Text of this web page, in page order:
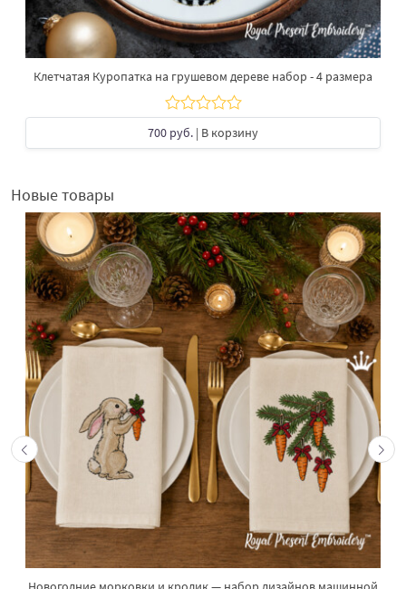
Клетчатая Куропатка на грушевом дереве набор - 4 размера
700 руб. | В корзину
Новые товары